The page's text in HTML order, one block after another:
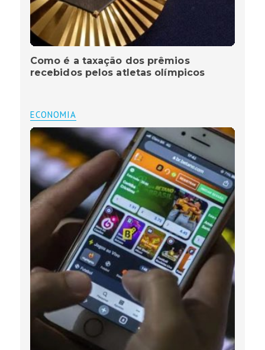
Como é a taxação dos prêmios
recebidos pelos atletas olímpicos
ECONOMIA